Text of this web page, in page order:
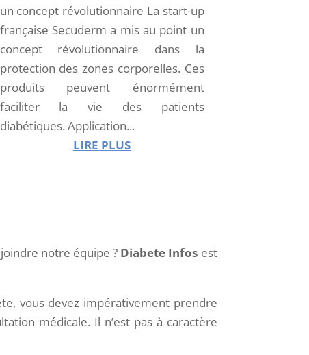
un concept révolutionnaire La start-up
française Secuderm a mis au point un
concept révolutionnaire dans la
protection des zones corporelles. Ces
produits peuvent énormément
faciliter la vie des patients
diabétiques. Application...
LIRE PLUS
notre équipe ? Diabete Infos est
vous devez impérativement prendre
médicale. Il n’est pas à caractère